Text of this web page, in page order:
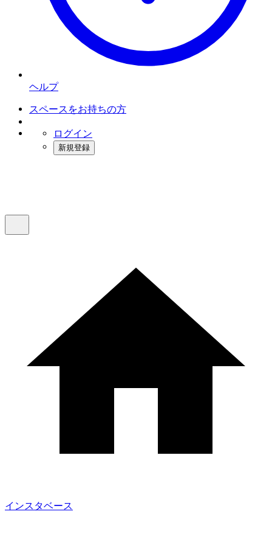
ヘルプ
スペースをお持ちの方
ログイン
新規登録
インスタベース